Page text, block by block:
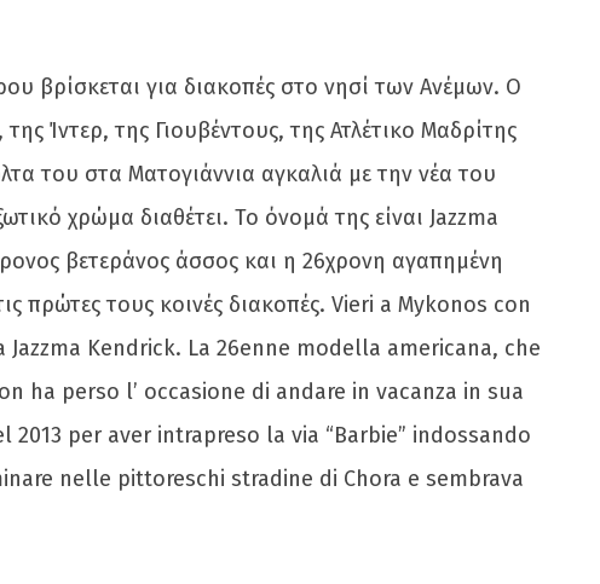
βρίσκεται για διακοπές στο νησί των Ανέμων. Ο
Ίντερ, της Γιουβέντους, της Ατλέτικο Μαδρίτης
του στα Ματογιάννια αγκαλιά με την νέα του
χρώμα διαθέτει. Το όνομά της είναι Jazzma
βετεράνος άσσος και η 26χρονη αγαπημένη
πρώτες τους κοινές διακοπές. Vieri a Mykonos con
Kendrick. La 26enne modella americana, che
ha perso l’ occasione di andare in vacanza in sua
per aver intrapreso la via “Barbie” indossando
nelle pittoreschi stradine di Chora e sembrava